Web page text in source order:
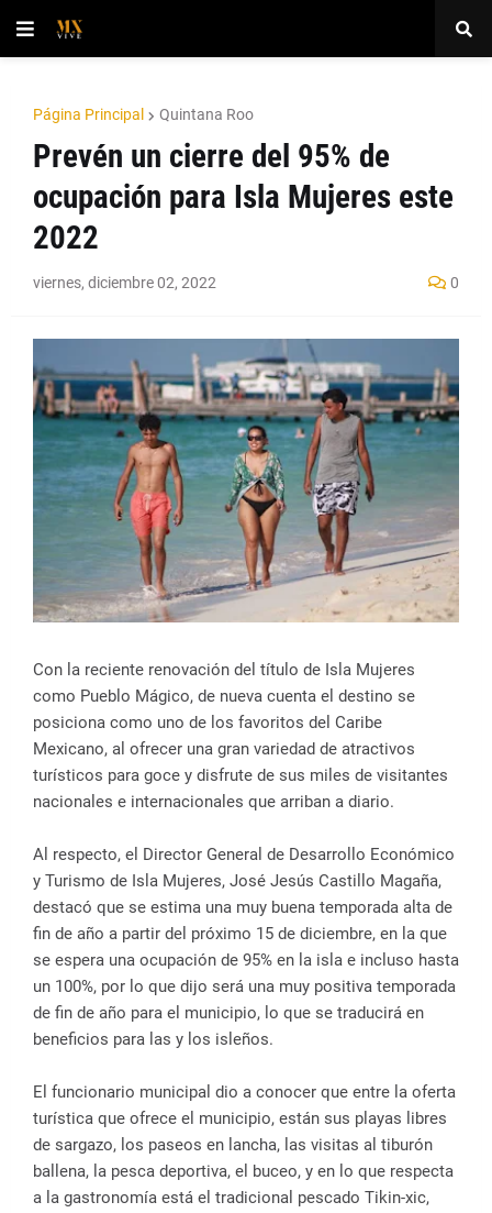
Página Principal Quintana Roo
Prevén un cierre del 95% de
ocupación para Isla Mujeres este
2022
viernes, diciembre 02, 2022 0
Con la reciente renovación del título de Isla Mujeres
como Pueblo Mágico, de nueva cuenta el destino se
posiciona como uno de los favoritos del Caribe
Mexicano, al ofrecer una gran variedad de atractivos
turísticos para goce y disfrute de sus miles de visitantes
nacionales e internacionales que arriban a diario.
Al respecto, el Director General de Desarrollo Económico
y Turismo de Isla Mujeres, José Jesús Castillo Magaña,
destacó que se estima una muy buena temporada alta de
fin de año a partir del próximo 15 de diciembre, en la que
se espera una ocupación de 95% en la isla e incluso hasta
un 100%, por lo que dijo será una muy positiva temporada
de fin de año para el municipio, lo que se traducirá en
beneficios para las y los isleños.
El funcionario municipal dio a conocer que entre la oferta
turística que ofrece el municipio, están sus playas libres
de sargazo, los paseos en lancha, las visitas al tiburón
ballena, la pesca deportiva, el buceo, y en lo que respecta
a la gastronomía está el tradicional pescado Tikin-xic,